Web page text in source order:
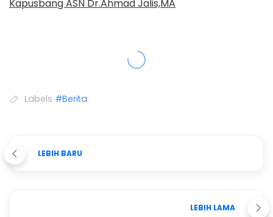
Kapusbang ASN Dr.Ahmad Jalis,MA
Labels #Berita
LEBIH BARU
LEBIH LAMA